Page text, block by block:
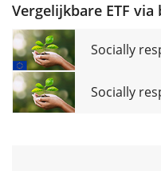
Vergelijkbare ETF via